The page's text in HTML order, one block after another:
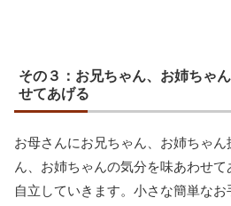
その３：お兄ちゃん、お姉ちゃ
せてあげる
お母さんにお兄ちゃん、お姉ちゃ
ん、お姉ちゃんの気分を味あわせ
自立していきます。小さな簡単なお